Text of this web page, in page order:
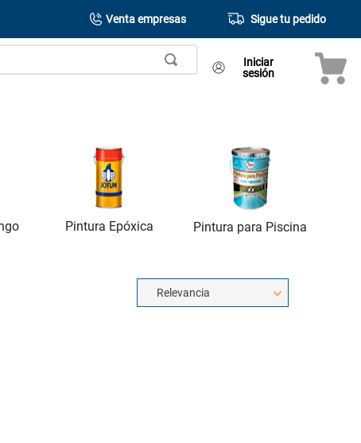
Venta empresas Sigue tu pedido
Iniciar
sesión
Pintura Epóxica Pintura para Piscina
Relevancia